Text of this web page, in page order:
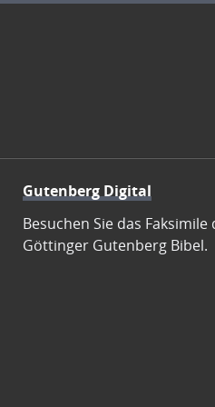
Gutenberg Digital
Besuchen Sie das Faksimile
Göttinger Gutenberg Bibel.